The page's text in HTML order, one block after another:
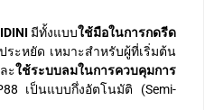
มีทั้งแบบใช้มือในการกดรีด
ะหยัด เหมาะสำหรับผู้ที่เริ่มต้น
ะใช้ระบบลมในการควบคุมการ
เป็นแบบกึ่งอัตโนมัติ (Semi-